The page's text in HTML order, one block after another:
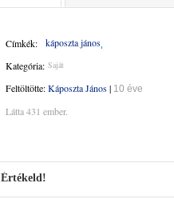
Címkék:
káposzta jános
Kategória: Saját
Feltöltötte:Káposzta János| 10 éve
Látta 431 ember.
Értékeld!